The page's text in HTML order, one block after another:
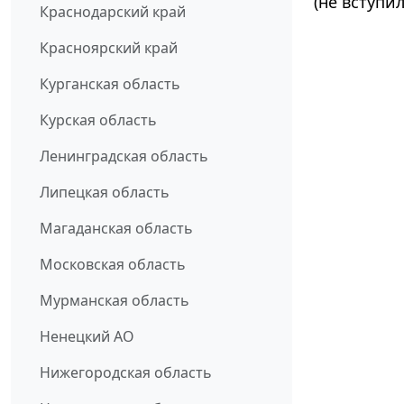
Краснодарский край
Красноярский край
Курганская область
Курская область
Ленинградская область
Липецкая область
Магаданская область
Московская область
Мурманская область
Ненецкий АО
Нижегородская область